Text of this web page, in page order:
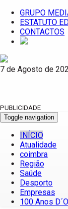
GRUPO
ESTATUTO
CONTACTOS
7 de Agosto de
PUBLICIDADE
Toggle navigation
INÍCIO
Atualidade
coimbra
Região
Saúde
Desporto
Empresas
100 Anos